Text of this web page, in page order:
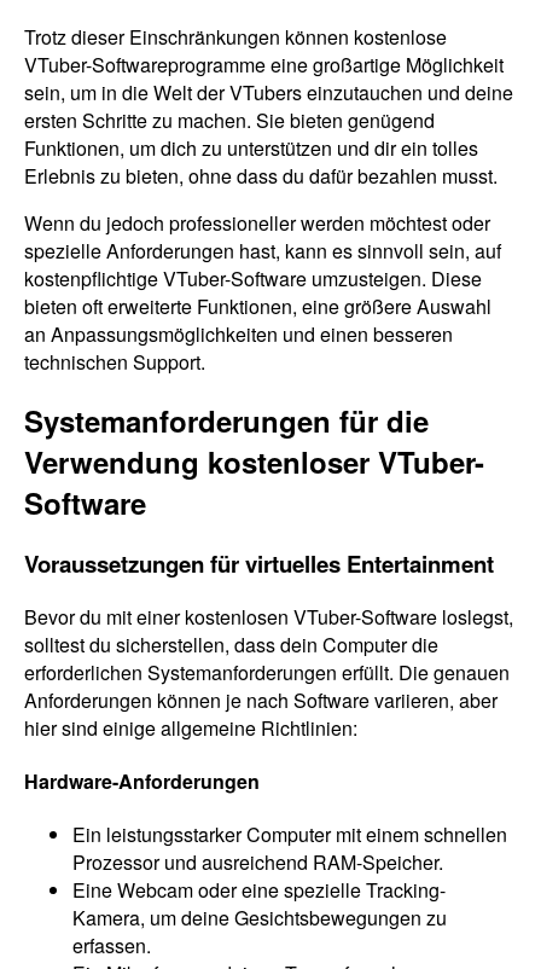
Trotz dieser Einschränkungen können kostenlose
VTuber-Softwareprogramme eine großartige Möglichkeit
sein, um in die Welt der VTubers einzutauchen und deine
ersten Schritte zu machen. Sie bieten genügend
Funktionen, um dich zu unterstützen und dir ein tolles
Erlebnis zu bieten, ohne dass du dafür bezahlen musst.
Wenn du jedoch professioneller werden möchtest oder
spezielle Anforderungen hast, kann es sinnvoll sein, auf
kostenpflichtige VTuber-Software umzusteigen. Diese
bieten oft erweiterte Funktionen, eine größere Auswahl
an Anpassungsmöglichkeiten und einen besseren
technischen Support.
Systemanforderungen für die
Verwendung kostenloser VTuber-
Software
Voraussetzungen für virtuelles Entertainment
Bevor du mit einer kostenlosen VTuber-Software loslegst,
solltest du sicherstellen, dass dein Computer die
erforderlichen Systemanforderungen erfüllt. Die genauen
Anforderungen können je nach Software variieren, aber
hier sind einige allgemeine Richtlinien:
Hardware-Anforderungen
Ein leistungsstarker Computer mit einem schnellen
Prozessor und ausreichend RAM-Speicher.
Eine Webcam oder eine spezielle Tracking-
Kamera, um deine Gesichtsbewegungen zu
erfassen.